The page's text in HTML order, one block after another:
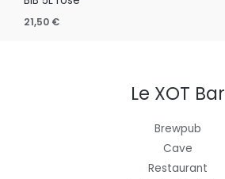
21,50 €
Le XOT Bar
Brewpub
Cave
Restaurant